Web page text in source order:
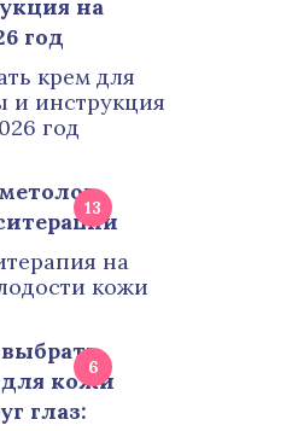
крем для
и инструкция
год
13
на
кожи
6